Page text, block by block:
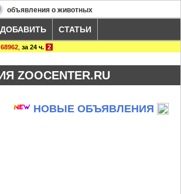
объявления о животных
ДОБАВИТЬ СТАТЬИ
68962 за 24 ч. 2
ZOOCENTER.RU
НОВЫЕ ОБЪЯВЛЕНИЯ